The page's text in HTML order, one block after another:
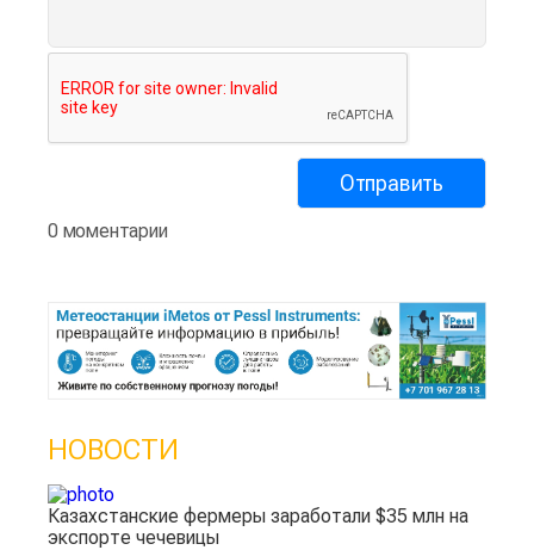
0 моментарии
НОВОСТИ
Казахстанские фермеры заработали $35 млн на
экспорте чечевицы